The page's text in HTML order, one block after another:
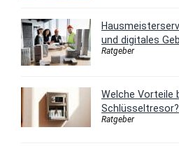
und digitales
Ratgeber
Welche Vorteile
Schlüsseltresor?
Ratgeber